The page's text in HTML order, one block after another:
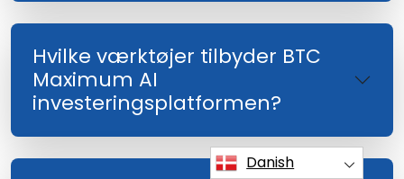
Hvilke værktøjer tilbyder BTC
Maximum AI
investeringsplatformen?
Danish